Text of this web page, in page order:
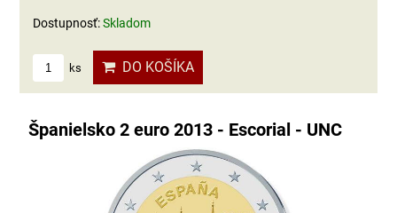
Dostupnosť:Skladom
ks DO KOŠÍKA
Španielsko 2 euro 2013 - Escorial - UNC